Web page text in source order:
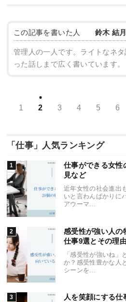
この記事を書いた人 鈴木 結月
管理人の一人です。ライトなネ
った話しまで広く書いています。
1 2 3 4 5 6
「仕事」人気ランキング
仕事ができる女性
見など
近年女性の社会進出
いと言わんばかりに
アウーマ...
感受性が強い人の
仕事9選とその理
「感受性が強いね」
か？感受性豊かな人
シーンを...
人を笑顔にする